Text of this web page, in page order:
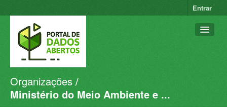
Entrar
Conjuntos de dados
Organizações
Organizações
Ministério do Meio Ambiente e ...